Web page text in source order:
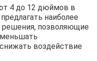
4 до 12 дюймов в
наиболее
решения, позволяющие
воздействие